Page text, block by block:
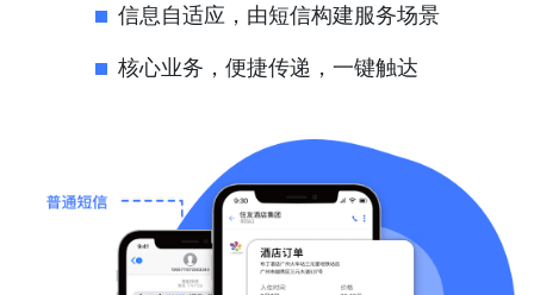
信息自适应，由短信构建服务场景
核心业务，便捷传递，一键触达